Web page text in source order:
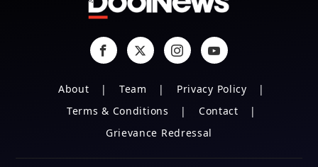
About Team
Privacy Policy
Terms & Conditions
Contact
Grievance Redressal